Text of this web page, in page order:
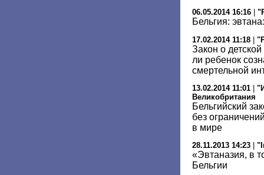
06.05.2014 16:16
Бельгия:
17.02.2014 11:18 |
Закон о
ли ребенок
смертельной
13.02.2014 11:01
Великобритания
Бельгийский
без
в мире
28.11.2013 14:23
«Эвтаназия, в
Бельгии